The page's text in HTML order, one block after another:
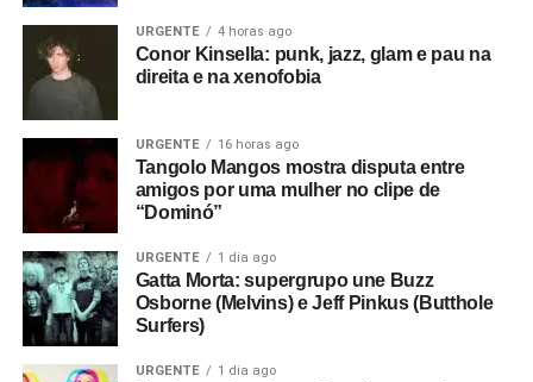
URGENTE 4 horas ago
Conor Kinsella: punk, jazz, glam e pau na
direita e na xenofobia
URGENTE 16 horas ago
Tangolo Mangos mostra disputa entre
amigos por uma mulher no clipe de
“Dominó”
URGENTE 1 dia ago
Gatta Morta: supergrupo une Buzz
Osborne (Melvins) e Jeff Pinkus (Butthole
Surfers)
URGENTE 1 dia ago